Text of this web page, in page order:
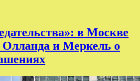
в Москве
Олланда и Меркель о